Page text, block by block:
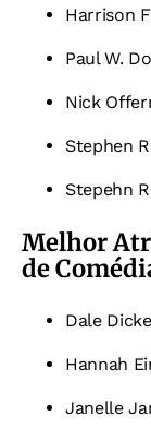
Harrison
Paul W.
Nick
Stephen
Stepehn
Melhor
de
Dale
Hannah
Janelle